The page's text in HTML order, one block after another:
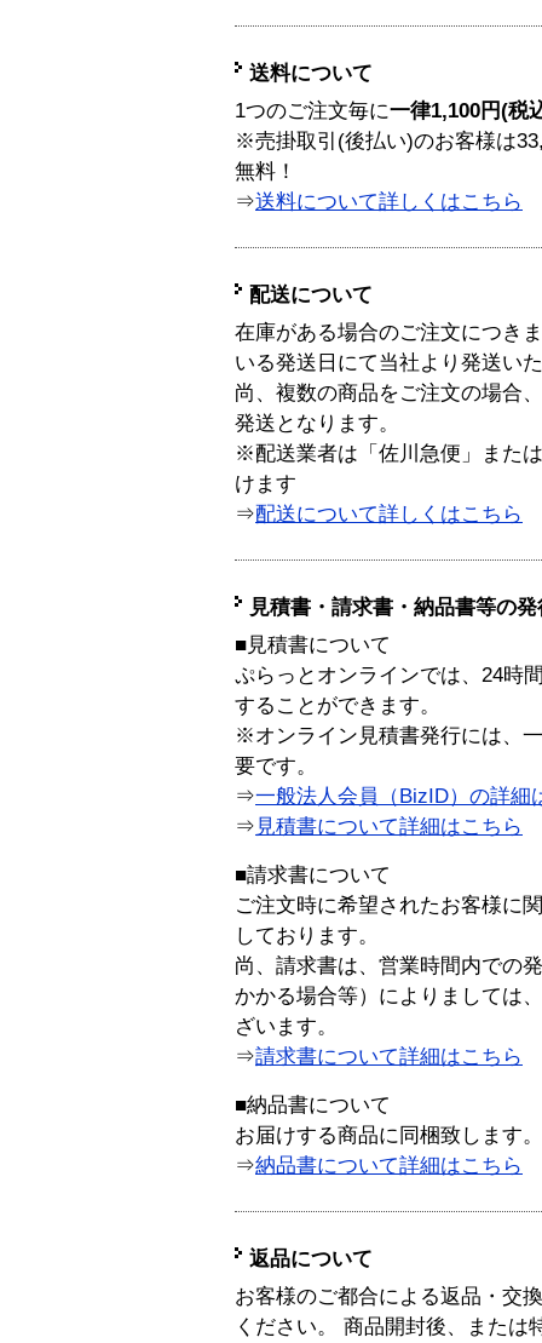
送料について
1つのご注文毎に一律1,100円(税
※売掛取引(後払い)のお客様は
無料！
⇒送料について詳しくはこちら
配送について
在庫がある場合のご注文につき
いる発送日にて当社より発送い
尚、複数の商品をご注文の場合
発送となります。
※配送業者は「佐川急便」また
けます
⇒配送について詳しくはこちら
見積書・請求書・納品書等の
■見積書について
ぷらっとオンラインでは、24時
することができます。
※オンライン見積書発行には、
要です。
⇒一般法人会員（BizID）の詳細
⇒ 見積書について詳細はこちら
■請求書について
ご注文時に希望されたお客様に
しております。
尚、請求書は、営業時間内での
かかる場合等）によりましては
ざいます。
⇒請求書について詳細はこちら
■納品書について
お届けする商品に同梱致します。
⇒納品書について詳細はこちら
返品について
お客様のご都合による返品・交
ください。 商品開封後、または